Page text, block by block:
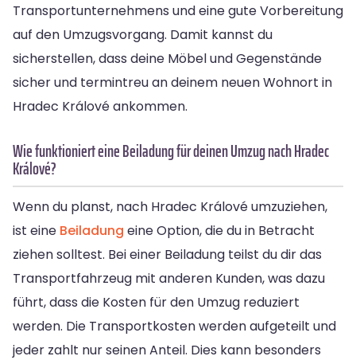
Transportunternehmens und eine gute Vorbereitung
auf den Umzugsvorgang. Damit kannst du
sicherstellen, dass deine Möbel und Gegenstände
sicher und termintreu an deinem neuen Wohnort in
Hradec Králové ankommen.
Wie funktioniert eine Beiladung für deinen Umzug nach Hradec
Králové?
Wenn du planst, nach Hradec Králové umzuziehen,
ist eine Beiladung eine Option, die du in Betracht
ziehen solltest. Bei einer Beiladung teilst du dir das
Transportfahrzeug mit anderen Kunden, was dazu
führt, dass die Kosten für den Umzug reduziert
werden. Die Transportkosten werden aufgeteilt und
jeder zahlt nur seinen Anteil. Dies kann besonders